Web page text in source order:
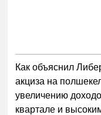
Как объяснил
акциза на
увеличению
квартале и